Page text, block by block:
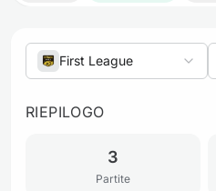
First League
RIEPILOGO
3
Partite